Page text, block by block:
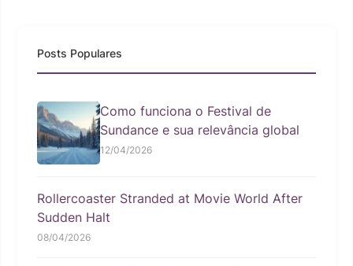
Posts Populares
Como funciona o Festival de
Sundance e sua relevância global
12/04/2026
Rollercoaster Stranded at Movie World After
Sudden Halt
08/04/2026